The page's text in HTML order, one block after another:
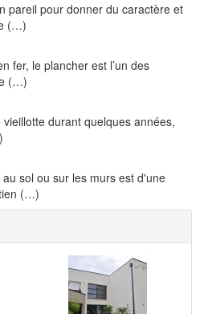
pareil pour donner du caractère et
(…)
fer, le plancher est l’un des
(…)
durant quelques années,
sol ou sur les murs est d'une
(…)